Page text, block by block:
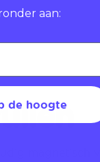
magnetisch
aan:
de hoogte